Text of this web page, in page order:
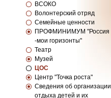
ВСОКО
Волонтерский отряд
Семейные ценности
ПРОФМИНИМУМ "Россия
-мои горизонты"
Театр
Музей
ЦОС
Центр "Точка роста"
Сведения об организации
отдыха детей и их